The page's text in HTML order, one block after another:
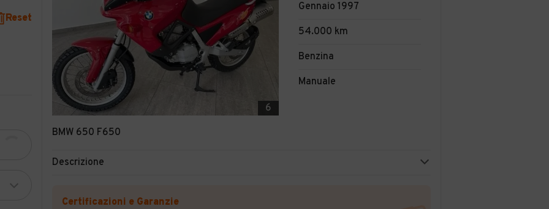
Reset
6
BMW 650 F650
Gennaio 1997
54.000 km
Benzina
Manuale
Descrizione
Certificazioni e Garanzie